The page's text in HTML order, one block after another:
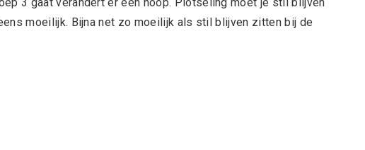
moeilijk. Bijna net zo moeilijk als stil blijven zitten bij de